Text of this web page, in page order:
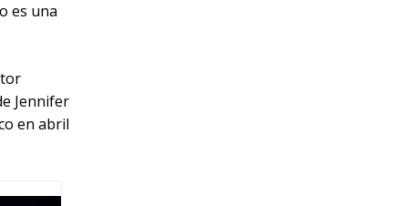
es una
Jennifer
en abril